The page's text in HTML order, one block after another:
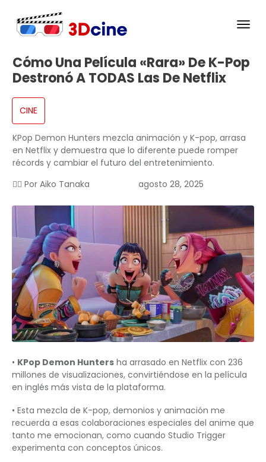
Cómo Una Película «rara» De K-Pop
Destronó A TODAS Las De Netflix
CINE
KPop Demon Hunters mezcla animación y K-pop, arrasa
en Netflix y demuestra que lo diferente puede romper
récords y cambiar el futuro del entretenimiento.
✍🏻 Por Aiko Tanaka agosto 28, 2025
• KPop Demon Hunters ha arrasado en Netflix con 236
millones de visualizaciones, convirtiéndose en la película
en inglés más vista de la plataforma.
• Esta mezcla de K-pop, demonios y animación me
recuerda a esas colaboraciones especiales del anime que
tanto me emocionan, como cuando Studio Trigger
experimenta con conceptos únicos.